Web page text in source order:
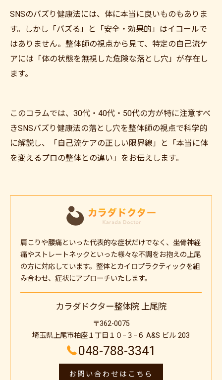
SNSのバズり健康法には、体に本当に良いものもありま
す。しかし「バズる」と「安全・効果的」はイコールで
はありません。整体師の視点から見て、特定の自己流ケ
アには「体の状態を無視した危険な落とし穴」が存在し
ます。
このコラムでは、30代・40代・50代の方が特に注意すべ
きSNSバズり健康法の落とし穴を整体師の視点で科学的
に解説し、「自己流ケアの正しい限界線」と「本当に体
を変えるプロの整体との違い」をお伝えします。
肩こりや腰痛といった代表的な症状だけでなく、坐骨神経
痛やストレートネックといった様々な不調をお抱えの上尾
の方に対応しています。整体とカイロプラクティックを組
み合わせ、症状にアプローチいたします。
カラダドクター整体院 上尾院
〒362-0075
埼玉県上尾市柏座１丁目１０−３−６ A&S ビル 203
048-788-3341
お問い合わせはこちら